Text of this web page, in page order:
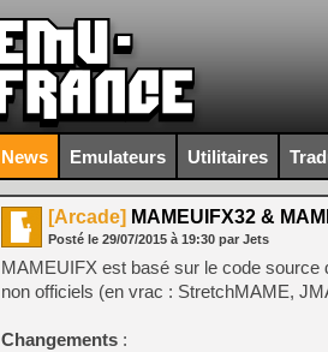
News Emulateurs Utilitaires
[Arcade] MAMEUIFX32 &
Posté le 29/07/2015 à 19:30 par Jets
MAMEUIFX est basé sur le code
non officiels (en vrac : StretchMAME,
Changements :